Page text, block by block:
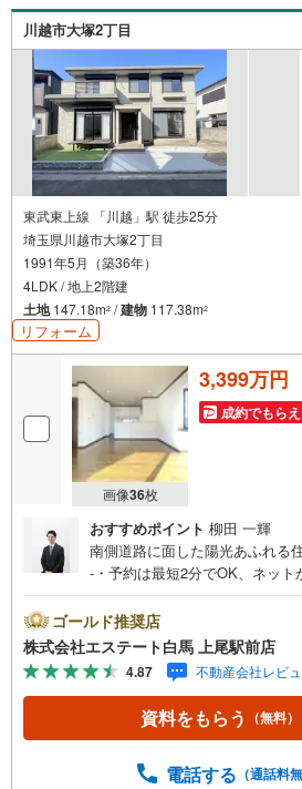
川越市大塚2丁目
東武東上線 「川越」駅 徒歩25分
埼玉県川越市大塚2丁目
1991年5月（築36年）
4LDK / 地上2階建
土地147.18m2 /建物 117.38m2
リフォーム
画像36枚
3,399万円
成約でもら
おすすめポイント 柳田 一輝
南側道路に面した陽光あふれる
-・予約は最短2分でOK、ネッ
可、並列配置で出入庫も円滑で
通学も安心・軽量鉄骨造、セキ
【リフォーム内容（2026年2月
トイレ、洗面所交換全室クロス
一部解体ほかPublic Relations
理サービスを無料付保◇無料駐
ビスが好評です◎南側道路に面
ゴールド推奨店
株式会社エステート白馬 上尾駅前店
4.87 不動産会社レビ
資料をもらう （無料）
電話する （通話料